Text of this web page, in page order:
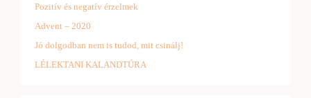
Pozitív és negatív érzelmek
Advent – 2020
Jó dolgodban nem is tudod, mit csinálj!
LÉLEKTANI KALANDTÚRA